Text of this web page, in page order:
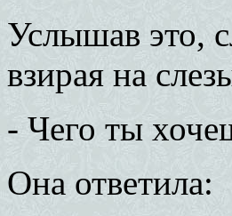
Услышав это,
взирая на
- Чего ты
Она ответила: